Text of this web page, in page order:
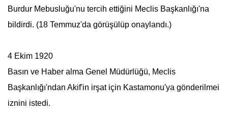
Burdur Mebusluğu'nu tercih ettiğini Meclis Başkanlığı'na
bildirdi. (18 Temmuz'da görüşülüp onaylandı.)
4 Ekim 1920
Basın ve Haber alma Genel Müdürlüğü, Meclis
Başkanlığı'ndan Akif'in irşat için Kastamonu'ya gönderilmei
iznini istedi.